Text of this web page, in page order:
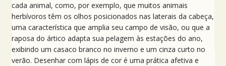
cada animal, como, por exemplo, que muitos animais
herbívoros têm os olhos posicionados nas laterais da cabeça,
uma característica que amplia seu campo de visão, ou que a
raposa do ártico adapta sua pelagem às estações do ano,
exibindo um casaco branco no inverno e um cinza curto no
verão. Desenhar com lápis de cor é uma prática afetiva e